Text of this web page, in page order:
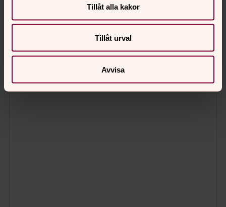
Tillåt alla kakor
Tillåt urval
Avvisa
symfoniorkester? Ta en titt här bland körerna i Lundby
och kontakta körledaren!